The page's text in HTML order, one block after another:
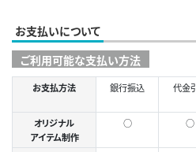
お支払いについて
ご利用可能な支払い方法
お支払方法 銀行振込 代金
オリジナル
アイテム制作
○ ○